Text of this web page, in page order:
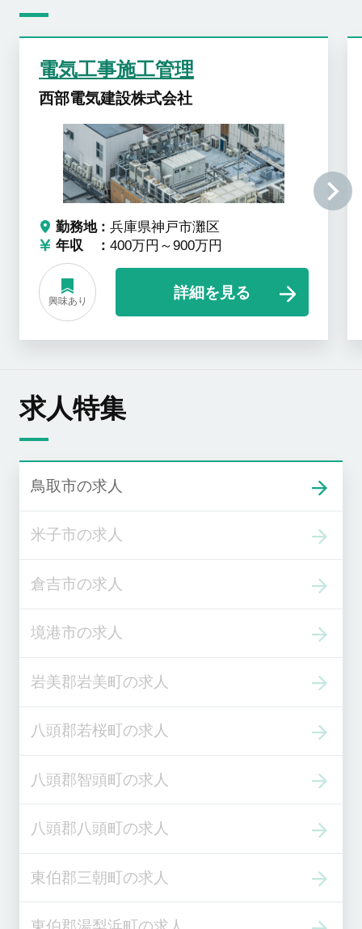
電気工事施工管理
西部電気建設株式会社
勤務地
兵庫県神戸市灘区
年収
400万円～900万円
興味あり
詳細を見る
求人特集
鳥取市の求人
米子市の求人
倉吉市の求人
境港市の求人
岩美郡岩美町の求人
八頭郡若桜町の求人
八頭郡智頭町の求人
八頭郡八頭町の求人
東伯郡三朝町の求人